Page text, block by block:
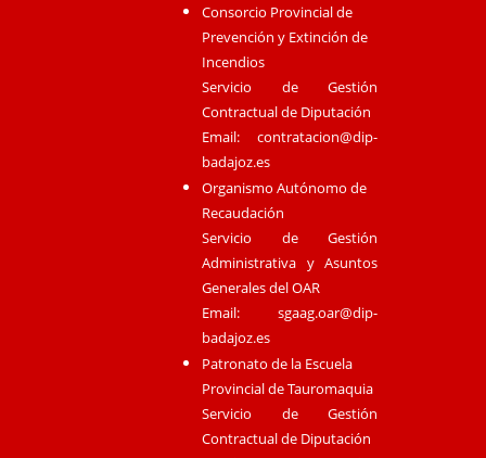
Consorcio Provincial de
Prevención y Extinción de
Incendios
Servicio de Gestión
Contractual de Diputación
Email:contratacion@dip-
badajoz.es
Organismo Autónomo de
Recaudación
Servicio de Gestión
Administrativa y Asuntos
Generales del OAR
Email:sgaag.oar@dip-
badajoz.es
Patronato de la Escuela
Provincial de Tauromaquia
Servicio de Gestión
Contractual de Diputación